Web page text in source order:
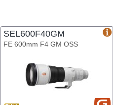
SEL600F40GM
FE 600mm F4 GM OSS